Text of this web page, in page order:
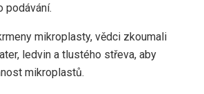
podávání.
mikroplasty, vědci zkoumali
ledvin a tlustého střeva, aby
mikroplastů.